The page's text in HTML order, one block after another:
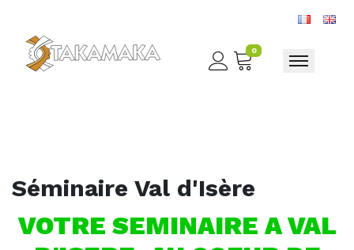
0
Toggle
Séminaire Val d'Isère
VOTRE SEMINAIRE A VAL